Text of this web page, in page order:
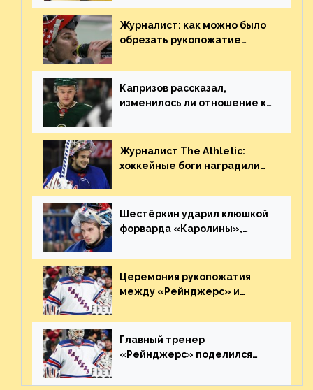
броске бутылкой в Кадри
Журналист: как можно было
обрезать рукопожатие
Плохая работа, ESPN
Капризов рассказал,
изменилось ли отношение к
Украине
Журналист The Athletic:
хоккейные боги наградили
великолепную игру
Шестёркин ударил клюшкой
форварда «Каролины»,
пятаке. Видео
Церемония рукопожатия
между «Рейнджерс» и
матча плей-офф. Видео
Главный тренер
«Рейнджерс» поделился
предстоящего финала